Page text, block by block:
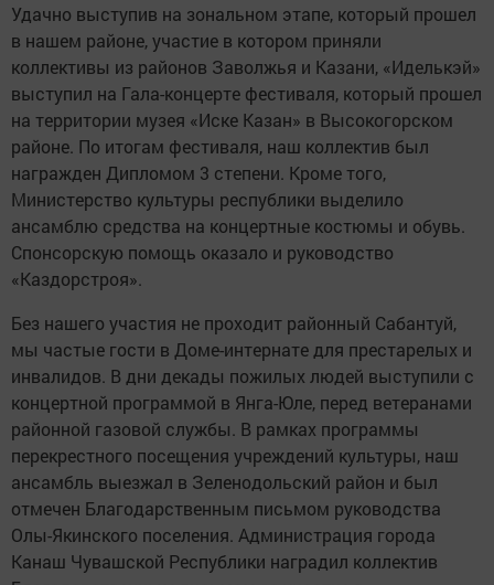
Удачно выступив на зональном этапе, который прошел
в нашем районе, участие в котором приняли
коллективы из районов Заволжья и Казани, «Иделькэй»
выступил на Гала-концерте фестиваля, который прошел
на территории музея «Иске Казан» в Высокогорском
районе. По итогам фестиваля, наш коллектив был
награжден Дипломом 3 степени. Кроме того,
Министерство культуры республики выделило
ансамблю средства на концертные костюмы и обувь.
Спонсорскую помощь оказало и руководство
«Каздорстроя».
Без нашего участия не проходит районный Сабантуй,
мы частые гости в Доме-интернате для престарелых и
инвалидов. В дни декады пожилых людей выступили с
концертной программой в Янга-Юле, перед ветеранами
районной газовой службы. В рамках программы
перекрестного посещения учреждений культуры, наш
ансамбль выезжал в Зеленодольский район и был
отмечен Благодарственным письмом руководства
Олы-Якинского поселения. Администрация города
Канаш Чувашской Республики наградил коллектив